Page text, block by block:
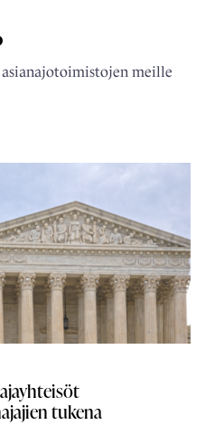
meille
tukena